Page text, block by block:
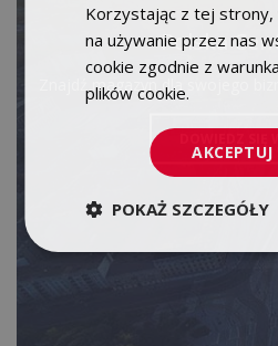
Polska
Znajdź magazyn dla swojego
Korzystając z tej
na używanie przez nas
cookie zgodnie z
plików cookie.
AKCEPTUJ
POKAŻ SZCZEGÓŁY